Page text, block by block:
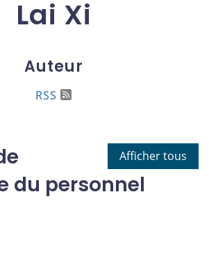
Lai Xi
Auteur
RSS
Afficher tous
du personnel